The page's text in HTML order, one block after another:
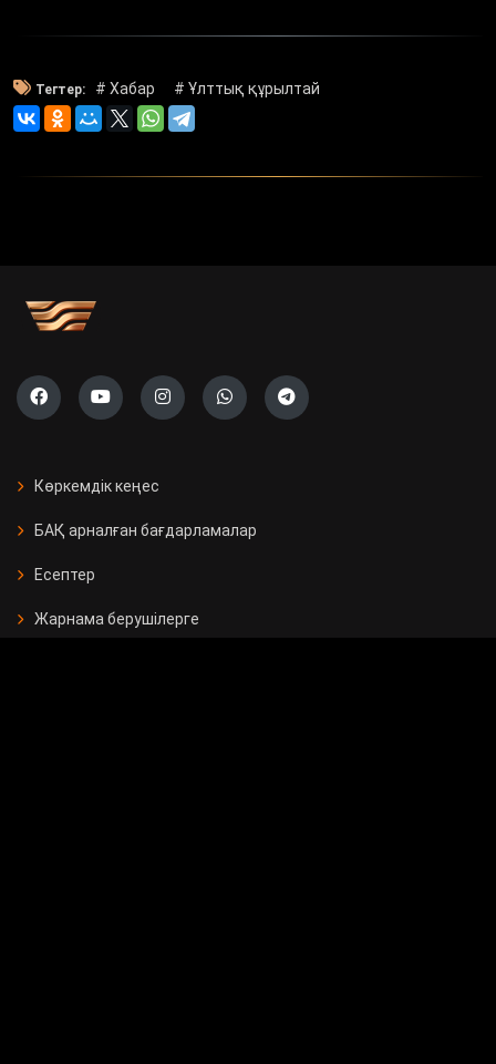
Тегтер: # Хабар # Ұлттық құрылтай
Көркемдік кеңес
БАҚ арналған бағдарламалар
Есептер
Жарнама берушілерге